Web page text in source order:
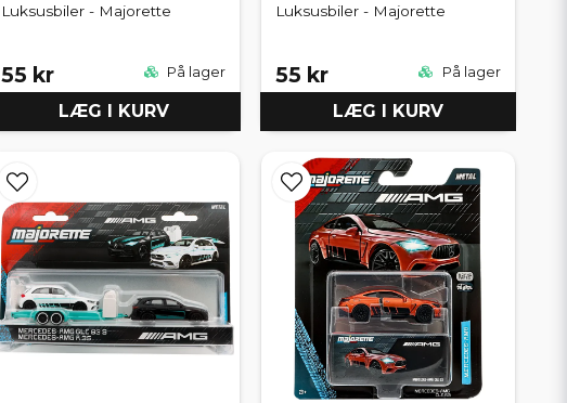
Luksusbiler - Majorette
55 kr På lager
LÆG I KURV
Luksusbiler - Majorette
55 kr På lager
LÆG I KURV